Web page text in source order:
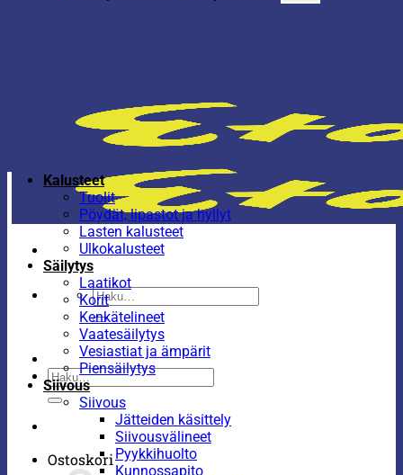
Etsi:
Etsi:
Ostoskori
Kalusteet
Tuolit
Pöydät, lipastot ja hyllyt
Lasten kalusteet
Ulkokalusteet
Säilytys
Laatikot
Korit
Kenkätelineet
Vaatesäilytys
Vesiastiat ja ämpärit
Piensäilytys
Siivous
Siivous
Jätteiden käsittely
Siivousvälineet
Pyykkihuolto
Kunnossapito